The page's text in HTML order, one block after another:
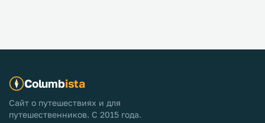
Columbista
Сайт о путешествиях и для
путешественников. С 2015 года.